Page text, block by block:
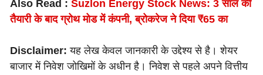
Also Read : Suzlon Energy Stock News: 3 साल की
तैयारी के बाद ग्रोथ मोड में कंपनी, ब्रोकरेज ने दिया ₹65 का
Disclaimer: यह लेख केवल जानकारी के उद्देश्य से है। शेयर
बाजार में निवेश जोखिमों के अधीन है। निवेश से पहले अपने वित्तीय